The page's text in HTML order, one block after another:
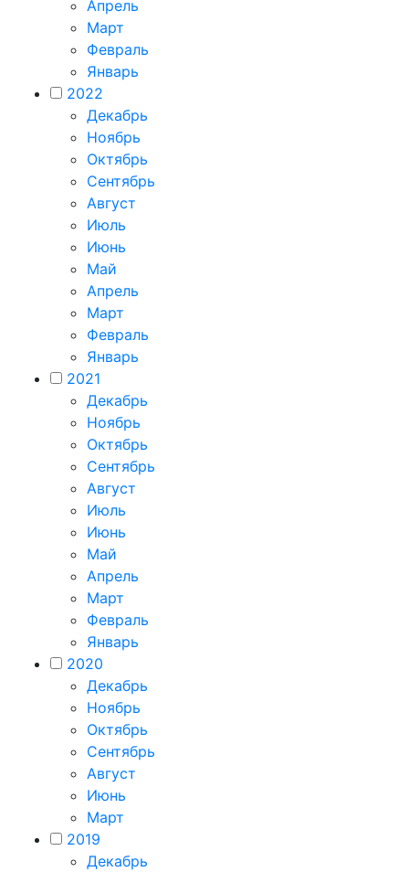
Апрель
Март
Февраль
Январь
2022
Декабрь
Ноябрь
Октябрь
Сентябрь
Август
Июль
Июнь
Май
Апрель
Март
Февраль
Январь
2021
Декабрь
Ноябрь
Октябрь
Сентябрь
Август
Июль
Июнь
Май
Апрель
Март
Февраль
Январь
2020
Декабрь
Ноябрь
Октябрь
Сентябрь
Август
Июнь
Март
2019
Декабрь